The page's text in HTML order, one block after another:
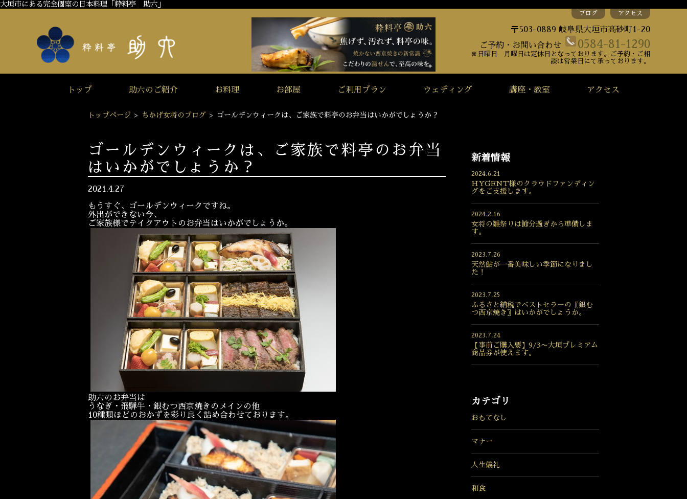
大垣市にある完全個室の日本料理「粋料亭 助六」
ブログ アクセス
〒503-0889 岐阜県大垣市高砂町1-20
ご予約・お問い合わせ
0584-81-1290
※日曜日 月曜日は定休日となっております。ご予約・ご相
談は営業日にて承っております。
トップ 助六のご紹介 お料理 お部屋 ご利用プラン ウェディング 講座・教室 アクセス
トップページ > ちかげ女将のブログ > ゴールデンウィークは、ご家族で料亭のお弁当はいかがでしょうか？
ゴールデンウィークは、ご家族で料亭のお弁当
はいかがでしょうか？
2021.4.27
もうすぐ、ゴールデンウィークですね。
外出ができない今、
ご家族様でテイクアウトのお弁当はいかがでしょうか。
助六のお弁当は
うなぎ・飛騨牛・銀むつ西京焼きのメインの他
10種類ほどのおかずを彩り良く詰め合わせております。
新着情報
2024.6.21
HYGENT様のクラウドファンディン
グをご支援します。
2024.2.16
女将の雛祭りは節分過ぎから準備しま
す。
2023.7.26
天然鮎が一番美味しい季節になりまし
た！
2023.7.25
ふるさと納税でベストセラーの〖銀む
つ西京焼き〗はいかがでしょうか。
2023.7.24
【事前ご購入要】9/3〜大垣プレミアム
商品券が使えます。
カテゴリ
おもてなし
マナー
人生儀礼
和食